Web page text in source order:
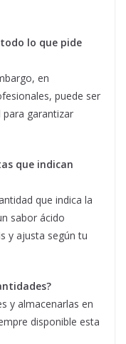
lo que pide
en
puede ser
garantizar
que indican
que indica la
sabor ácido
y ajusta según tu
y almacenarlas en
disponible esta